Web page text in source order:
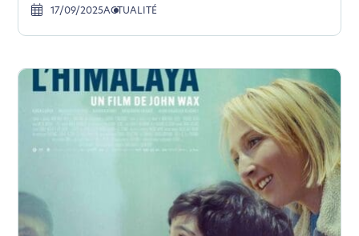
17/09/2025ACTUALITÉ